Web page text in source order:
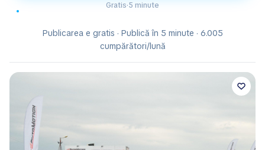
Gratis·5 minute
Publicarea e gratis · Publică în 5 minute · 6.005
cumpărători/lună